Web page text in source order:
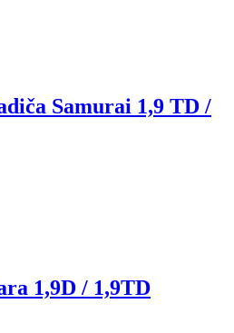
Samurai 1,9 TD /
1,9D / 1,9TD